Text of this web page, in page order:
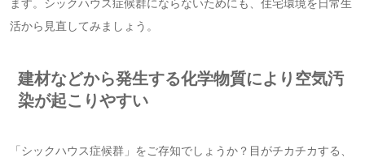
ます。シックハウス症候群にならないためにも、住宅環境を日常生
活から見直してみましょう。
建材などから発生する化学物質により空気汚
染が起こりやすい
「シックハウス症候群」をご存知でしょうか？目がチカチカする、